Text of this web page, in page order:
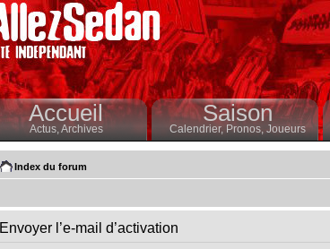
Accueil
Actus,Archives
Saison
Calendrier,Pronos, Joueurs
Index du forum
Envoyer l’e-mail d’activation